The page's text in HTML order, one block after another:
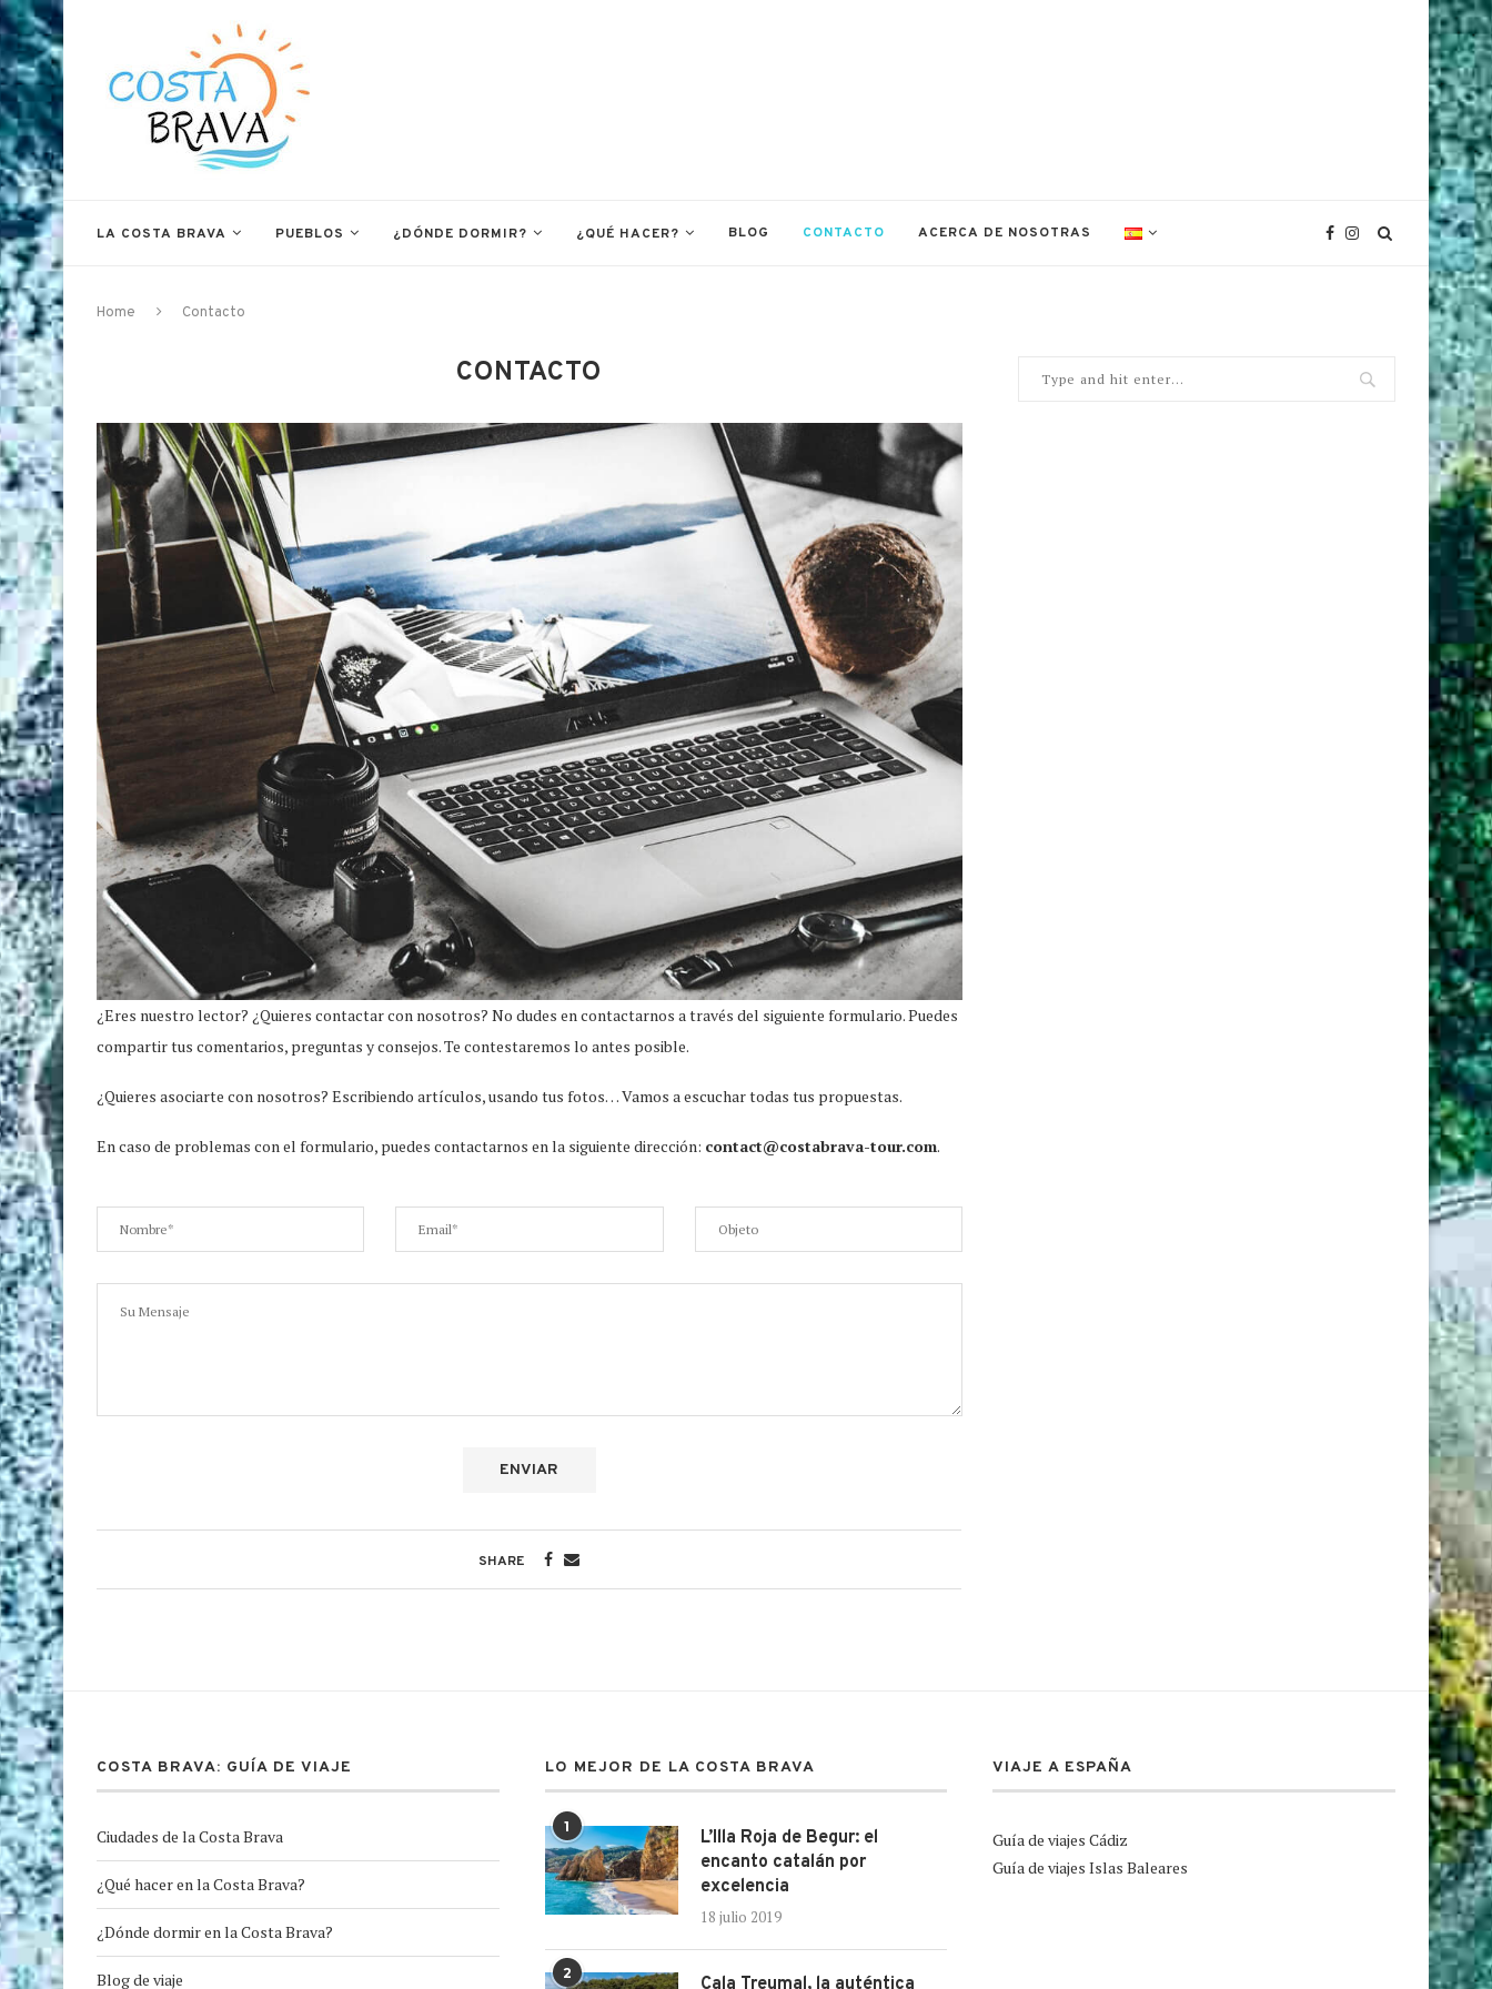
LA COSTA BRAVA PUEBLOS ¿DÓNDE DORMIR? ¿QUÉ HACER? BLOG CONTACTO ACERCA DE NOSOTRAS
Home Contacto
CONTACTO
¿Eres nuestro lector? ¿Quieres contactar con nosotros? No dudes en contactarnos a través del siguiente formulario. Puedes
compartir tus comentarios, preguntas y consejos. Te contestaremos lo antes posible.
¿Quieres asociarte con nosotros? Escribiendo artículos, usando tus fotos… Vamos a escuchar todas tus propuestas.
En caso de problemas con el formulario, puedes contactarnos en la siguiente dirección: contact@costabrava-tour.com.
SHARE
COSTA BRAVA: GUÍA DE VIAJE
Ciudades de la Costa Brava
¿Qué hacer en la Costa Brava?
¿Dónde dormir en la Costa Brava?
Blog de viaje
LO MEJOR DE LA COSTA BRAVA
1
L’Illa Roja de Begur: el
encanto catalán por
excelencia
18 julio 2019
2 Cala Treumal, la auténtica
VIAJE A ESPAÑA
Guía de viajes Cádiz
Guía de viajes Islas Baleares